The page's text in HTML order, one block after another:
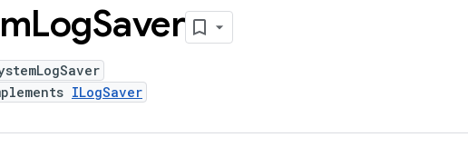
LogSaver
ILogSaver